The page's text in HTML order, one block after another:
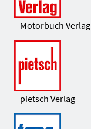
Motorbuch Verlag
pietsch Verlag